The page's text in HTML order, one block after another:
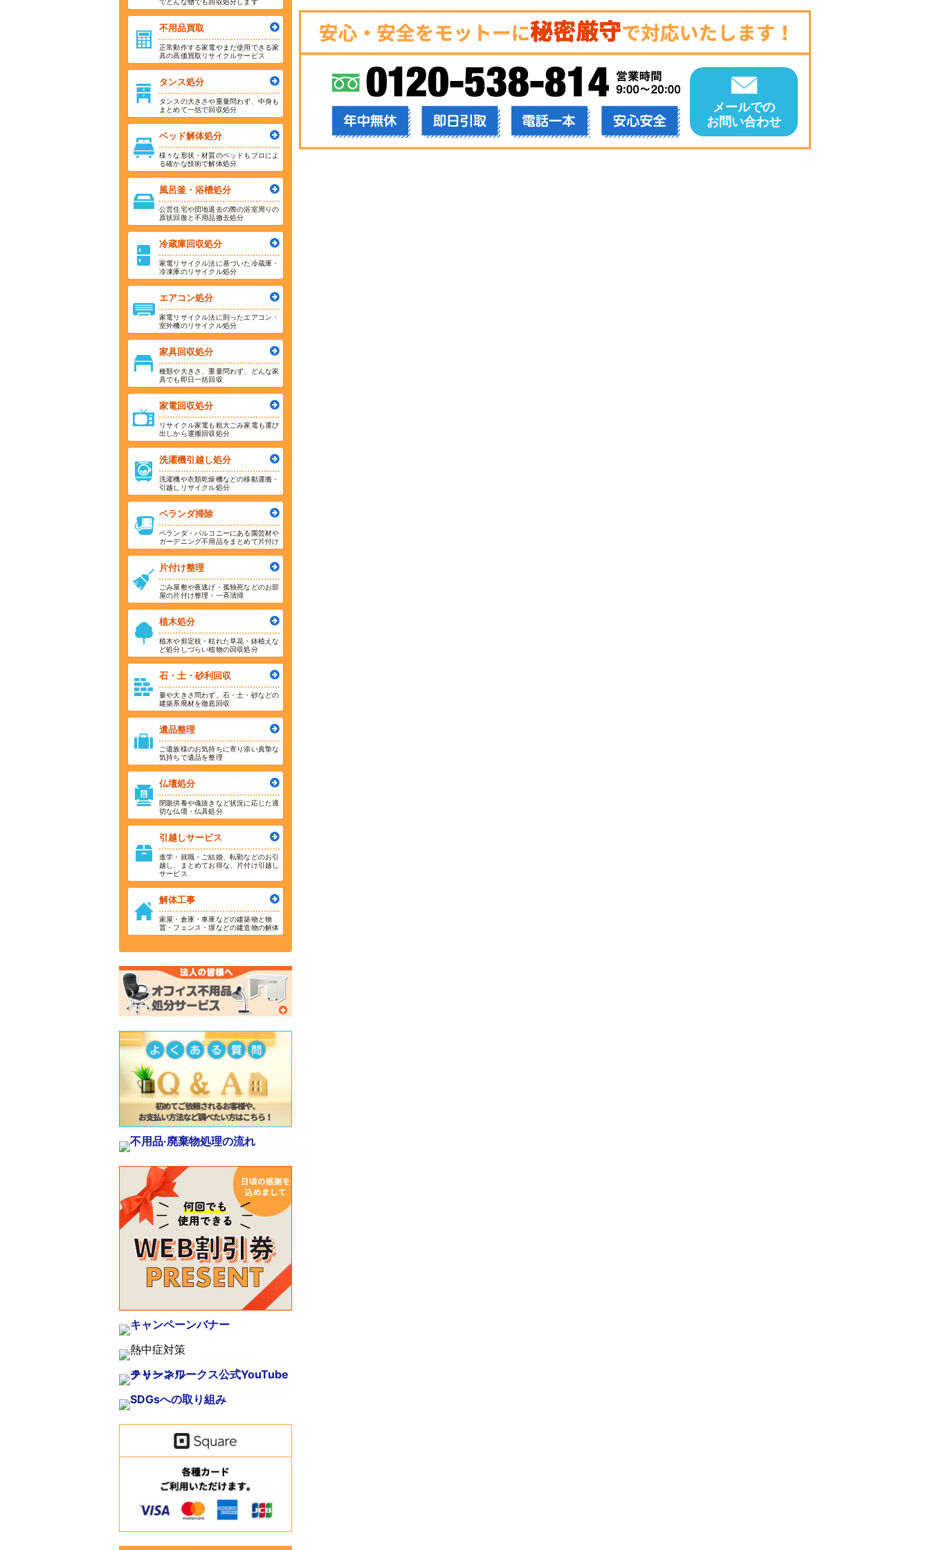
メールでの
お問い合わせ
不用品買取
正常動作する家電やまだ使用できる家
具の高価買取リサイクルサービス
タンス処分
タンスの大きさや重量問わず、中身も
まとめて一括で回収処分
ベッド解体処分
様々な形状・材質のベッドもプロによ
る確かな技術で解体処分
風呂釜・浴槽処分
公営住宅や団地退去の際の浴室周りの
原状回復と不用品撤去処分
冷蔵庫回収処分
家電リサイクル法に基づいた冷蔵庫・
冷凍庫のリサイクル処分
エアコン処分
家電リサイクル法に則ったエアコン・
室外機のリサイクル処分
家具回収処分
種類や大きさ、重量問わず、どんな家
具でも即日一括回収
家電回収処分
リサイクル家電も粗大ごみ家電も運び
出しから運搬回収処分
洗濯機引越し処分
洗濯機や衣類乾燥機などの移動運搬・
引越しリサイクル処分
ベランダ掃除
ベランダ・バルコニーにある園芸材や
ガーデニング不用品をまとめて片付け
片付け整理
ごみ屋敷や夜逃げ・孤独死などのお部
屋の片付け整理・一斉清掃
植木処分
植木や剪定枝・枯れた草花・鉢植えな
ど処分しづらい植物の回収処分
石・土・砂利回収
量や大きさ問わず、石・土・砂などの
建築系廃材を徹底回収
遺品整理
ご遺族様のお気持ちに寄り添い真摯な
気持ちで遺品を整理
仏壇処分
閉眼供養や魂抜きなど状況に応じた適
切な仏壇・仏具処分
引越しサービス
進学・就職・ご結婚、転勤などのお引
越し、まとめてお得な、片付け引越し
サービス
解体工事
家屋・倉庫・車庫などの建築物と物
置・フェンス・塀などの建造物の解体